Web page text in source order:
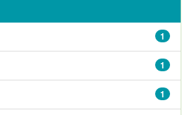
1
1
1